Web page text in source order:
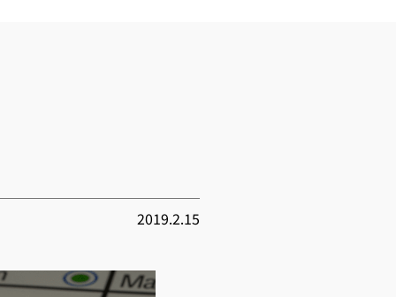
2019.2.15